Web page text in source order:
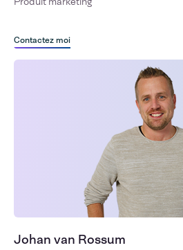
Contactez moi
Johan van Rossum